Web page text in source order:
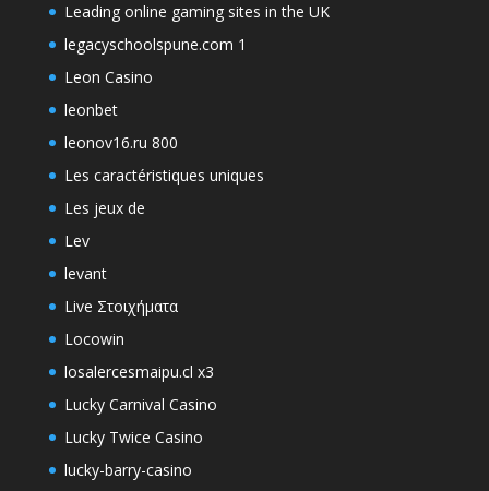
Leading online gaming sites in the UK
legacyschoolspune.com 1
Leon Casino
leonbet
leonov16.ru 800
Les caractéristiques uniques
Les jeux de
Lev
levant
Live Στοιχήματα
Locowin
losalercesmaipu.cl x3
Lucky Carnival Casino
Lucky Twice Casino
lucky-barry-casino